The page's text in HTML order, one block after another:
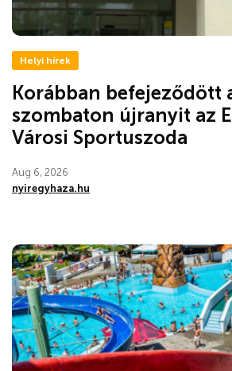
Helyi hírek
Korábban befejeződött
szombaton újranyit az
Városi Sportuszoda
Aug 6, 2026
nyiregyhaza.hu